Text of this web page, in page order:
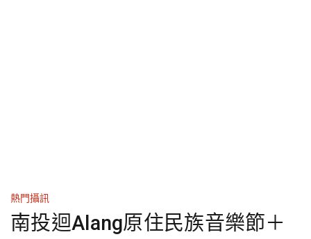
熱門攝訊
南投迴Alang原住民族音樂節＋